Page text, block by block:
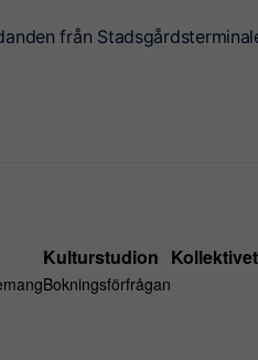
från
Kulturstudion
Bokningsförfrågan